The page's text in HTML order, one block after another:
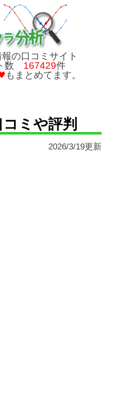
の口コミサイト
数 167429件
もまとめてます。
ミや評判
2026/3/19更新